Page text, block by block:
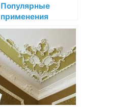
Популярные
применения
декоративной
лепнины в
современном
дизайне интерьера